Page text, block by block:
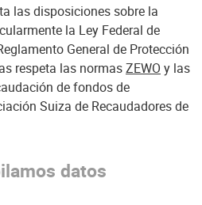
las disposiciones sobre la
la Ley Federal de
General de Protección
respeta las normasZEWO y las
de fondos de
Suiza de Recaudadores de
datos